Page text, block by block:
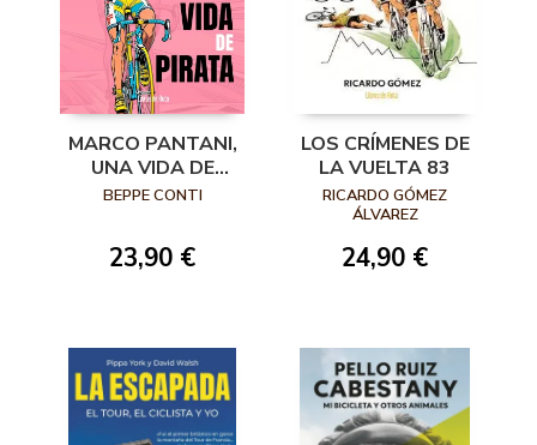
MARCO PANTANI,
UNA VIDA DE
PIRATA
BEPPE CONTI
23,90 €
LOS CRÍMENES DE
LA VUELTA 83
RICARDO GÓMEZ
ÁLVAREZ
24,90 €